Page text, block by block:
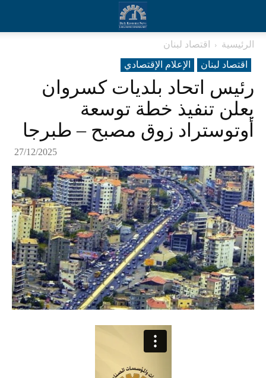
الرئيسية
اقتصاد لبنان
اقتصاد لبنان
الإعلام الإقتصادي
رئيس اتحاد بلديات كسروان
يعلن تنفيذ خطة توسعة
أوتوستراد زوق مصبح – طبرجا
27/12/2025